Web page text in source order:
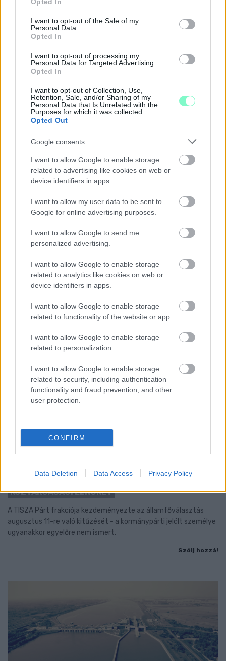
use your data for below specified purposes in below Google
consent section.
I want to opt-out of the Sale of my
Personal Data.
Opted In
I want to opt-out of processing my
Personal Data for Targeted Advertising.
Opted In
I want to opt-out of Collection, Use,
Retention, Sale, and/or Sharing of my
Personal Data that Is Unrelated with the
Purposes for which it was collected.
Opted Out
Google consents
I want to allow Google to enable storage
related to advertising like cookies on web or
device identifiers in apps.
I want to allow my user data to be sent to
Google for online advertising purposes.
I want to allow Google to send me
personalized advertising.
I want to allow Google to enable storage
related to analytics like cookies on web or
device identifiers in apps.
I want to allow Google to enable storage
related to functionality of the website or app.
I want to allow Google to enable storage
related to personalization.
I want to allow Google to enable storage
related to security, including authentication
functionality and fraud prevention, and other
user protection.
CONFIRM
Data Deletion Data Access Privacy Policy
hét második felére, a hőségriadó idején ráadásul a Várkazamata
– Kőtár is díjmentesen látogatható.
- LETILTOTTA A GOOGLE A VÉDVONAL LEVELEZŐ
FIÓKJÁT
Nem vicc! A Fidesz maradéka tényleg egy ingyenes e-mail
szolgáltatást használt, hogy megvédje a Fidesz maradékát.
KEDDEN MEGVÁLASZTHATJA AZ
KÖZTÁRSASÁGI ELNÖKÉT
A TISZA Párt frakciója kezdeményezte az államfőválasztás
augusztus 11-re való kitűzését - a kormánypárti jelölt személye
ugyanakkor egyelőre nem ismert.
Szólj hozzá!